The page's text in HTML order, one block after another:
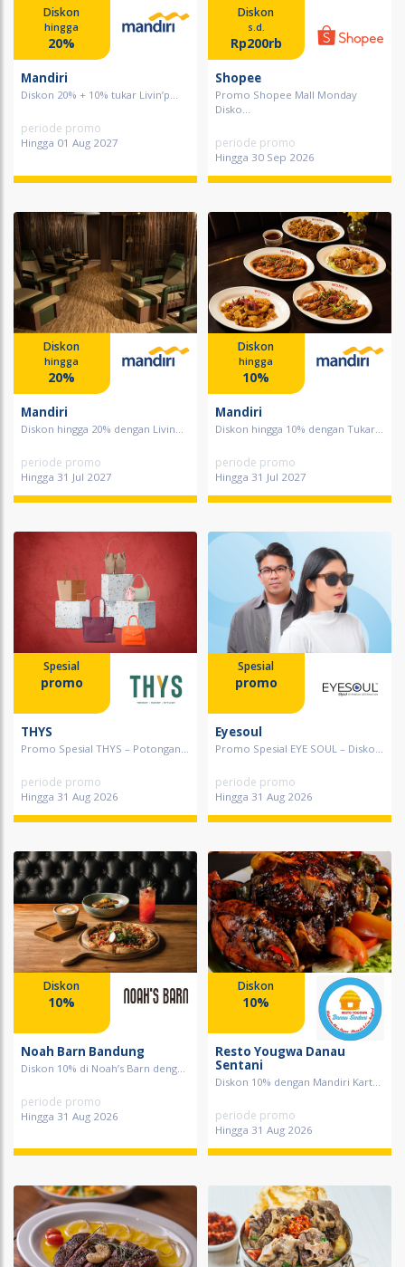
Diskon
hingga
20%
Mandiri
Diskon 20% + 10% tukar Livin’p...
periode promo
Hingga 01 Aug 2027
Diskon
s.d.
Rp200rb
Shopee
Promo Shopee Mall Monday
Disko...
periode promo
Hingga 30 Sep 2026
Diskon
hingga
20%
Mandiri
Diskon hingga 20% dengan Livin...
periode promo
Hingga 31 Jul 2027
Diskon
hingga
10%
Mandiri
Diskon hingga 10% dengan Tukar...
periode promo
Hingga 31 Jul 2027
Spesial
promo
THYS
Promo Spesial THYS – Potongan...
periode promo
Hingga 31 Aug 2026
Spesial
promo
Eyesoul
Promo Spesial EYE SOUL – Disko...
periode promo
Hingga 31 Aug 2026
Diskon
10%
Noah Barn Bandung
Diskon 10% di Noah’s Barn deng...
periode promo
Hingga 31 Aug 2026
Diskon
10%
Resto Yougwa Danau
Sentani
Diskon 10% dengan Mandiri Kart...
periode promo
Hingga 31 Aug 2026